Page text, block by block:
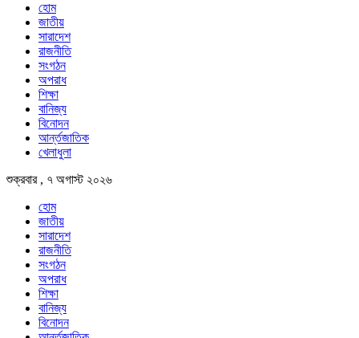
হোম
জাতীয়
সারাদেশ
রাজনীতি
সংগঠন
অপরাধ
শিক্ষা
বানিজ্য
বিনোদন
আর্ন্তজাতিক
খেলাধুলা
শুক্রবার , ৭ অগাস্ট ২০২৬
হোম
জাতীয়
সারাদেশ
রাজনীতি
সংগঠন
অপরাধ
শিক্ষা
বানিজ্য
বিনোদন